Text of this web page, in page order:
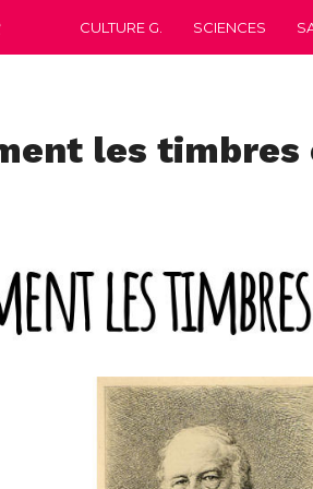
CULTURE G. SCIENCES
les